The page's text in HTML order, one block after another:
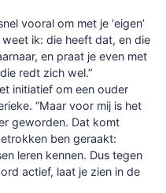
vooral om met je ‘eigen’
ik: die heeft dat, en die
en praat je even met
redt zich wel.”
initiatief om een ouder
“Maar voor mij is het
geworden. Dat komt
ben geraakt:
leren kennen. Dus tegen
actief, laat je zien in de